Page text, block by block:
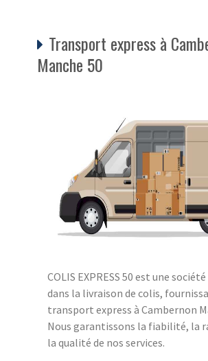
Transport express à
Manche 50
COLIS EXPRESS 50 est une
dans la livraison de colis,
transport express à Cambernon
Nous garantissons la fiabilité, la
la qualité de nos services.